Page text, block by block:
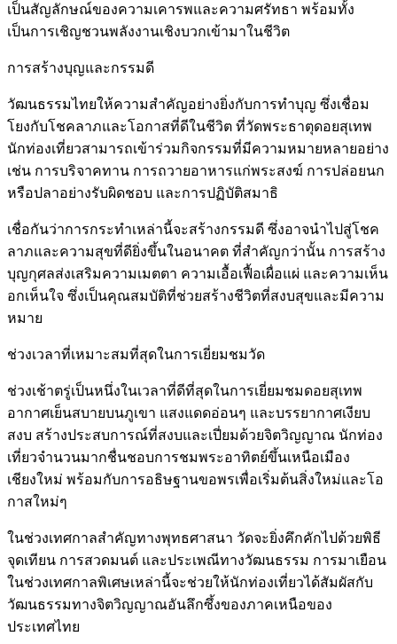
เป็นสัญลักษณ์ของความเคารพและความศรัทธา พร้อมทั้ง
เป็นการเชิญชวนพลังงานเชิงบวกเข้ามาในชีวิต
การสร้างบุญและกรรมดี
วัฒนธรรมไทยให้ความสำคัญอย่างยิ่งกับการทำบุญ ซึ่งเชื่อม
โยงกับโชคลาภและโอกาสที่ดีในชีวิต ที่วัดพระธาตุดอยสุเทพ
นักท่องเที่ยวสามารถเข้าร่วมกิจกรรมที่มีความหมายหลายอย่าง
เช่น การบริจาคทาน การถวายอาหารแก่พระสงฆ์ การปล่อยนก
หรือปลาอย่างรับผิดชอบ และการปฏิบัติสมาธิ
เชื่อกันว่าการกระทำเหล่านี้จะสร้างกรรมดี ซึ่งอาจนำไปสู่โชค
ลาภและความสุขที่ดียิ่งขึ้นในอนาคต ที่สำคัญกว่านั้น การสร้าง
บุญกุศลส่งเสริมความเมตตา ความเอื้อเฟื้อเผื่อแผ่ และความเห็น
อกเห็นใจ ซึ่งเป็นคุณสมบัติที่ช่วยสร้างชีวิตที่สงบสุขและมีความ
หมาย
ช่วงเวลาที่เหมาะสมที่สุดในการเยี่ยมชมวัด
ช่วงเช้าตรู่เป็นหนึ่งในเวลาที่ดีที่สุดในการเยี่ยมชมดอยสุเทพ
อากาศเย็นสบายบนภูเขา แสงแดดอ่อนๆ และบรรยากาศเงียบ
สงบ สร้างประสบการณ์ที่สงบและเปี่ยมด้วยจิตวิญญาณ นักท่อง
เที่ยวจำนวนมากชื่นชอบการชมพระอาทิตย์ขึ้นเหนือเมือง
เชียงใหม่ พร้อมกับการอธิษฐานขอพรเพื่อเริ่มต้นสิ่งใหม่และโอ
กาสใหม่ๆ
ในช่วงเทศกาลสำคัญทางพุทธศาสนา วัดจะยิ่งคึกคักไปด้วยพิธี
จุดเทียน การสวดมนต์ และประเพณีทางวัฒนธรรม การมาเยือน
ในช่วงเทศกาลพิเศษเหล่านี้จะช่วยให้นักท่องเที่ยวได้สัมผัสกับ
วัฒนธรรมทางจิตวิญญาณอันลึกซึ้งของภาคเหนือของ
ประเทศไทย